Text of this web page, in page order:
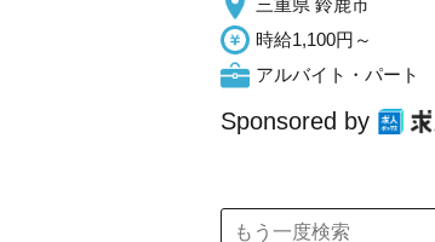
三重県 鈴鹿市
時給1,100円～
アルバイト・パート
Sponsored by